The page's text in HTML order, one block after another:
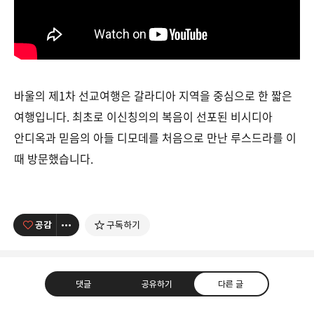
바울의 제1차 선교여행은 갈라디아 지역을 중심으로 한 짧은
여행입니다. 최초로 이신칭의의 복음이 선포된 비시디아
안디옥과 믿음의 아들 디모데를 처음으로 만난 루스드라를 이
때 방문했습니다.
공감 구독하기
댓글 공유하기 다른 글